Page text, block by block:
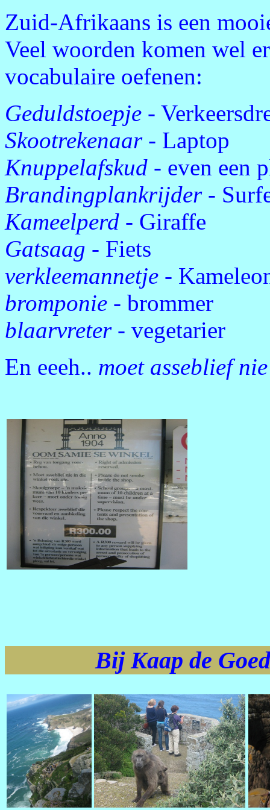
Zuid-Afrikaans is een
Veel woorden komen wel
vocabulaire oefenen:
Geduldstoepje -
Skootrekenaar - Laptop
Knuppelafskud - even een
Brandingplankrijder -
Kameelperd - Giraffe
Gatsaag - Fiets
verkleemannetje -
bromponie - brommer
blaarvreter - vegetarier
En eeeh.. moet asseblief
Bij Kaap de